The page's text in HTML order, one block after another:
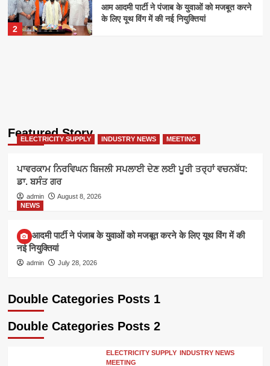
2
आम आदमी पार्टी ने पंजाब के युवाओं को मजबूत करने
के लिए यूथ विंग में की नई नियुक्तियां
Featured Story
ELECTRICITY SUPPLY INDUSTRY NEWS MEETING
ਪਾਵਰਕਾਮ ਨਿਰਵਿਘਨ ਬਿਜਲੀ ਸਪਲਾਈ ਦੇਣ ਲਈ ਪੂਰੀ ਤਰ੍ਹਾਂ ਵਚਨਬੱਧ:
ਡਾ. ਬਸੰਤ ਗਰ
admin
August 8, 2026
NEWS
आम आदमी पार्टी ने पंजाब के युवाओं को मजबूत करने के लिए यूथ विंग में की
नई नियुक्तियां
admin July 28, 2026
Double Categories Posts 1
Double Categories Posts 2
ELECTRICITY SUPPLY INDUSTRY NEWS
MEETING